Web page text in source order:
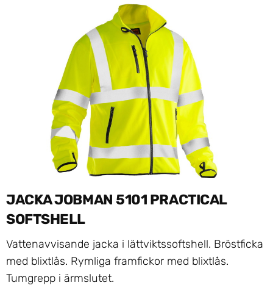
JACKA JOBMAN 5101 PRACTICAL
SOFTSHELL
Vattenavvisande jacka i lättviktssoftshell. Bröstficka
med blixtlås. Rymliga framfickor med blixtlås.
Tumgrepp i ärmslutet.